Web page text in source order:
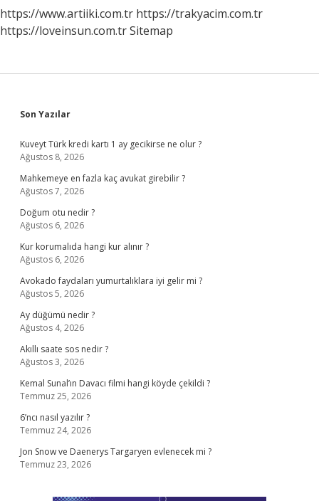
https://www.artiiki.com.tr https://trakyacim.com.tr
https://loveinsun.com.trSitemap
Sidebar
Son Yazılar
Kuveyt Türk kredi kartı 1 ay gecikirse ne olur ?
Ağustos 8, 2026
Mahkemeye en fazla kaç avukat girebilir ?
Ağustos 7, 2026
Doğum otu nedir ?
Ağustos 6, 2026
Kur korumalıda hangi kur alınır ?
Ağustos 6, 2026
Avokado faydaları yumurtalıklara iyi gelir mi ?
Ağustos 5, 2026
Ay düğümü nedir ?
Ağustos 4, 2026
Akıllı saate sos nedir ?
Ağustos 3, 2026
Kemal Sunal’ın Davacı filmi hangi köyde çekildi ?
Temmuz 25, 2026
6’ncı nasıl yazılır ?
Temmuz 24, 2026
Jon Snow ve Daenerys Targaryen evlenecek mi ?
Temmuz 23, 2026